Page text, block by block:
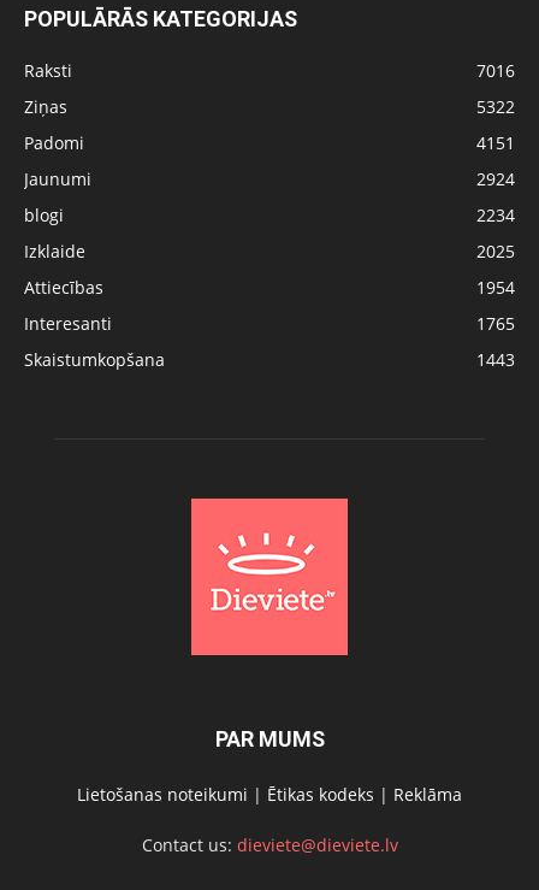
POPULĀRĀS KATEGORIJAS
Raksti
7016
Ziņas
5322
Padomi
4151
Jaunumi
2924
blogi
2234
Izklaide
2025
Attiecības
1954
Interesanti
1765
Skaistumkopšana
1443
PAR MUMS
Lietošanas noteikumi | Ētikas kodeks | Reklāma
Contact us: dieviete@dieviete.lv